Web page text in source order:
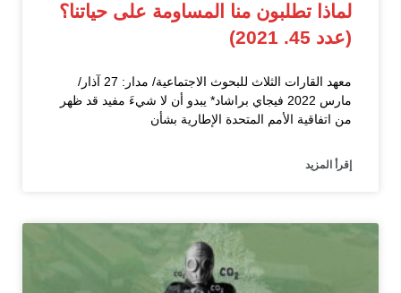
لماذا تطلبون منا المساومة على حياتنا؟
(عدد 45. 2021)
معهد القارات الثلاث للبحوث الاجتماعية/ مدار: 27 آذار/
مارس 2022 فيجاي براشاد* يبدو أن لا شيءَ مفيد قد ظهر
من اتفاقية الأمم المتحدة الإطارية بشأن
إقرأ المزيد